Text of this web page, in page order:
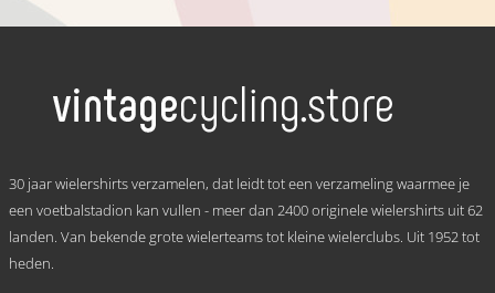
tot
variaties.
Deze
gekozen
op
de
30 jaar wielershirts verzamelen, dat leidt tot een verzameling waarmee je
een voetbalstadion kan vullen - meer dan 2400 originele wielershirts uit 62
landen. Van bekende grote wielerteams tot kleine wielerclubs. Uit 1952 tot
heden.